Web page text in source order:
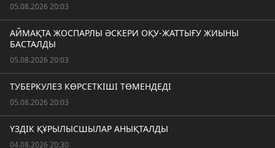
05.08.2026 20:03
АЙМАҚТА ЖОСПАРЛЫ ӘСКЕРИ ОҚУ-ЖАТТЫҒУ ЖИЫНЫ
БАСТАЛДЫ
05.08.2026 20:03
ТУБЕРКУЛЕЗ КӨРСЕТКІШІ ТӨМЕНДЕДІ
05.08.2026 20:03
ҮЗДІК ҚҰРЫЛЫСШЫЛАР АНЫҚТАЛДЫ
04.08.2026 20:30